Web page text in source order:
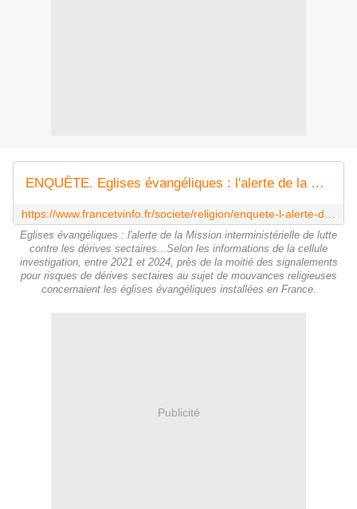
ENQUÊTE. Eglises évangéliques : l'alerte de la Mission interministérielle de lutte contre les dérives sectaires
Eglises évangéliques : l'alerte de la Mission interministérielle de lutte
contre les dérives sectaires...Selon les informations de la cellule
investigation, entre 2021 et 2024, près de la moitié des signalements
pour risques de dérives sectaires au sujet de mouvances religieuses
concernaient les églises évangéliques installées en France.
Publicité